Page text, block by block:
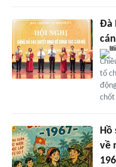
Đà
tổ
chốt
về